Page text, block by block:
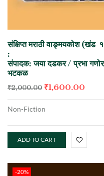
संक्षिप्त मराठी वाङ्मयकोश
:
संपादक: जया दडकर / प्रभा
भटकळ
₹2,000.00 ₹1,600.00
Non-Fiction
ADD TO CART
-20%